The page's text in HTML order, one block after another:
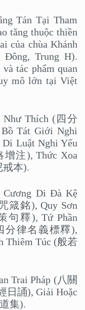
Tán Tại Tham
tăng thuộc thiền
của chùa Khánh
Trung H).
tác phẩm quan
mô lớn tại Việt
Như Thích (四分
Tát Giới Nghi
Luật Nghi Yếu
注), Thức Xoa
戒本).
Di Đà Kệ
箴銘), Quy Sơn
句釋), Tứ Phần
分律名義標釋),
Thiêm Túc (般若
Trai Pháp (八關
日誦), Giải Hoặc
集).